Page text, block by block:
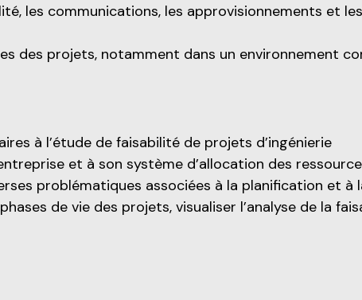
les communications, les approvisionnements et
des projets, notamment dans un environnement
à l’étude de faisabilité de projets d’ingénierie
et à son système d’allocation des
problématiques associées à la planification et
de vie des projets, visualiser l’analyse de la